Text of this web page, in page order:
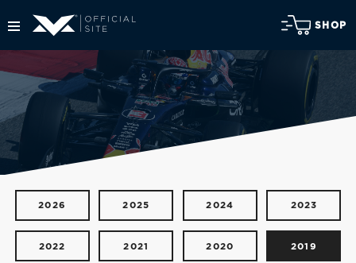
SHOP
2026 2025 2024 2023
2022 2021 2020 2019